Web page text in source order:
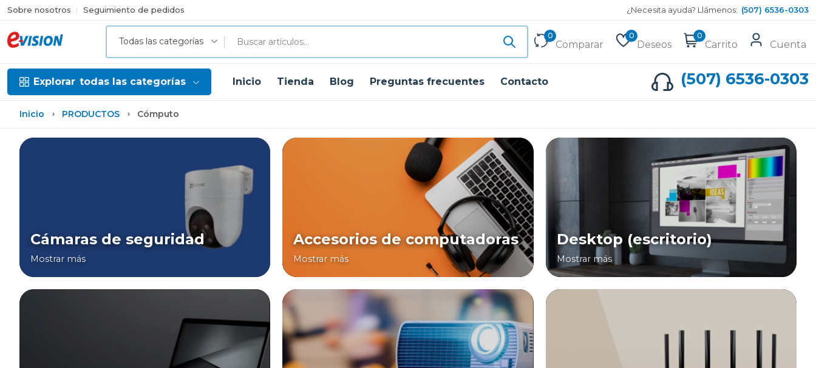
Sobre nosotros Seguimiento de pedidos ¿Necesita ayuda? Llámenos: (507) 6536-0303
Todas las categorías
0
Comparar
0
Deseos
0
Carrito Cuenta
Explorar todas las categorías Inicio Tienda Blog Preguntas frecuentes Contacto (507) 6536-0303
Inicio PRODUCTOS Cómputo
Cámaras de seguridad
Mostrar más
Accesorios de computadoras
Mostrar más
Desktop (escritorio)
Mostrar más